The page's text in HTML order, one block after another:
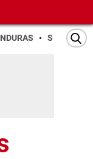
SAN PEDRO